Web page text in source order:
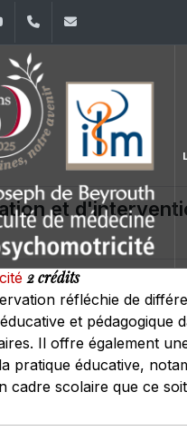
YouTube+961 (1) 421 617
et
2 crédits
réfléchie de
et pédagogique
Il offre également
pratique éducative,
cadre scolaire que ce